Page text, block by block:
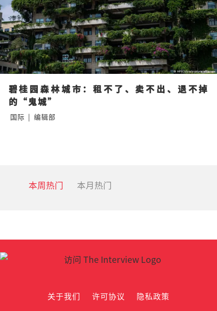
碧桂园森林城市：租不了、卖不出、退不掉
的“鬼城”
国际 | 编辑部
本周热门 本月热门
关于我们 许可协议 隐私政策